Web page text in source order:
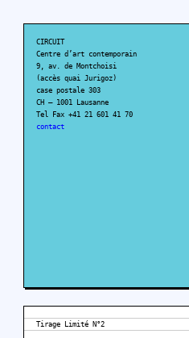
CIRCUIT
Centre d’art contemporain
9, av. de Montchoisi
(accès quai Jurigoz)
case postale 303
CH – 1001 Lausanne
Tel Fax +41 21 601 41 70
contact
Tirage Limité N°2